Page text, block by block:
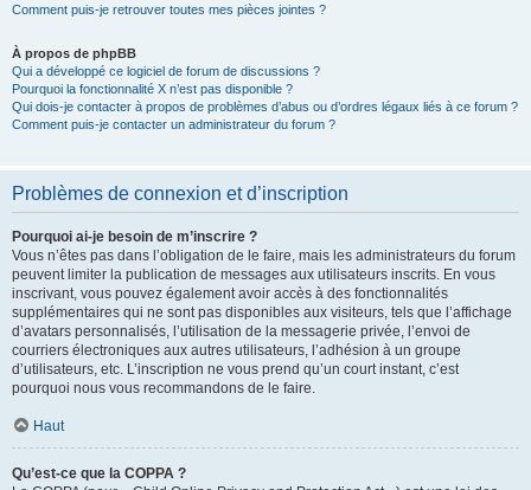
Comment puis-je retrouver toutes mes pièces jointes ?
À propos de phpBB
Qui a développé ce logiciel de forum de discussions ?
Pourquoi la fonctionnalité X n’est pas disponible ?
Qui dois-je contacter à propos de problèmes d’abus ou d’ordres légaux liés à ce forum ?
Comment puis-je contacter un administrateur du forum ?
Problèmes de connexion et d’inscription
Pourquoi ai-je besoin de m’inscrire ?
Vous n’êtes pas dans l’obligation de le faire, mais les administrateurs du forum
peuvent limiter la publication de messages aux utilisateurs inscrits. En vous
inscrivant, vous pouvez également avoir accès à des fonctionnalités
supplémentaires qui ne sont pas disponibles aux visiteurs, tels que l’affichage
d’avatars personnalisés, l’utilisation de la messagerie privée, l’envoi de
courriers électroniques aux autres utilisateurs, l’adhésion à un groupe
d’utilisateurs, etc. L’inscription ne vous prend qu’un court instant, c’est
pourquoi nous vous recommandons de le faire.
Haut
Qu’est-ce que la COPPA ?